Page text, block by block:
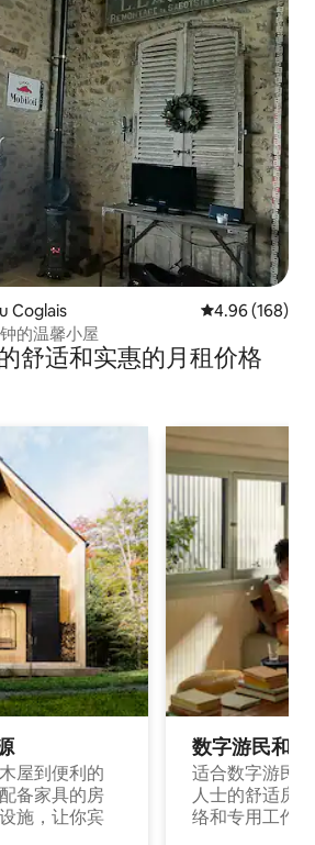
Coglais 平均评分 4.96
4.96 (168)
的温馨小屋
舒适和实惠的月租价格
屋到便利的
备家具的房
施，让你宾
数字游民和
适合数字游民
人士的舒适房
络和专用工作